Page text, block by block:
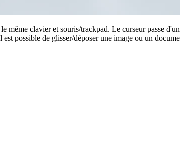
clavier et souris/trackpad. Le curseur passe
possible de glisser/déposer une image ou un